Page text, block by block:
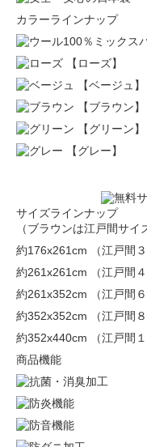
カラーラインナップ
【ローズ】
【ベージュ】
【ブラウン】
【グリーン】
【グレー】
サイズラインナップ
（ブラウンは江戸間サイ
約176x261cm （江戸間３
約261x261cm （江戸間４
約261x352cm （江戸間６
約352x352cm （江戸間８
約352x440cm （江戸間１
商品機能